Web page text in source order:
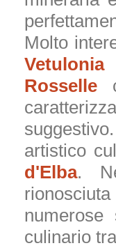
Molto
Vetulonia
Rosselle
artistico
d'Elba.
culinario